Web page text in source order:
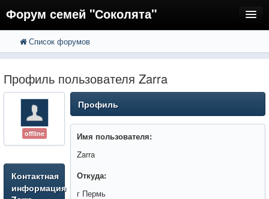
Форум семей "Соколята"
FAQ
Регистрация
Вход
Список форумов
Профиль пользователя Zarra
offline
Контактная
информация
Профиль
Имя пользователя:
Zarra
Откуда:
г Пермь